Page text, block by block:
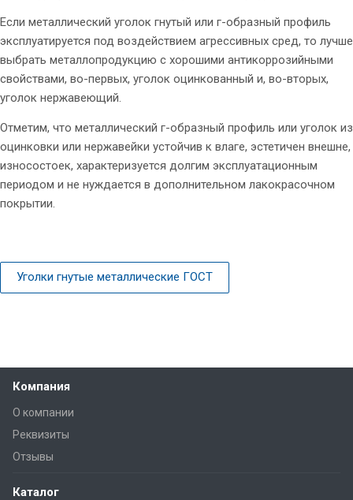
Если металлический уголок гнутый или г-образный профиль
эксплуатируется под воздействием агрессивных сред, то лучше
выбрать металлопродукцию с хорошими антикоррозийными
свойствами, во-первых, уголок оцинкованный и, во-вторых,
уголок нержавеющий.
Отметим, что металлический г-образный профиль или уголок из
оцинковки или нержавейки устойчив к влаге, эстетичен внешне,
износостоек, характеризуется долгим эксплуатационным
периодом и не нуждается в дополнительном лакокрасочном
покрытии.
Уголки гнутые металлические ГОСТ
Компания
О компании
Реквизиты
Отзывы
Каталог